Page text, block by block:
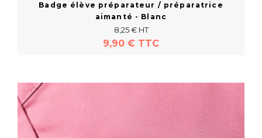
En savoir plus
Badge élève préparateur / préparatrice
aimanté - Blanc
8,25 € HT
9,90 € TTC